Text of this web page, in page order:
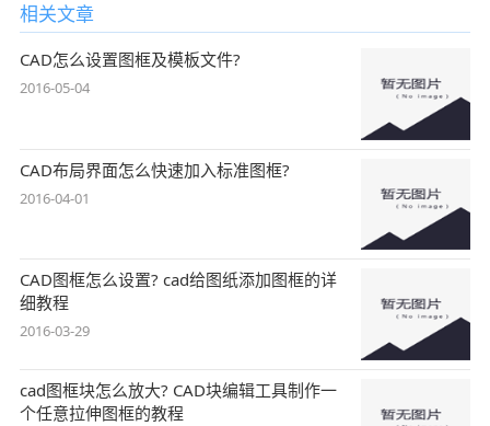
相关文章
CAD怎么设置图框及模板文件?
2016-05-04
CAD布局界面怎么快速加入标准图框?
2016-04-01
CAD图框怎么设置? cad给图纸添加图框的详
细教程
2016-03-29
cad图框块怎么放大? CAD块编辑工具制作一
个任意拉伸图框的教程